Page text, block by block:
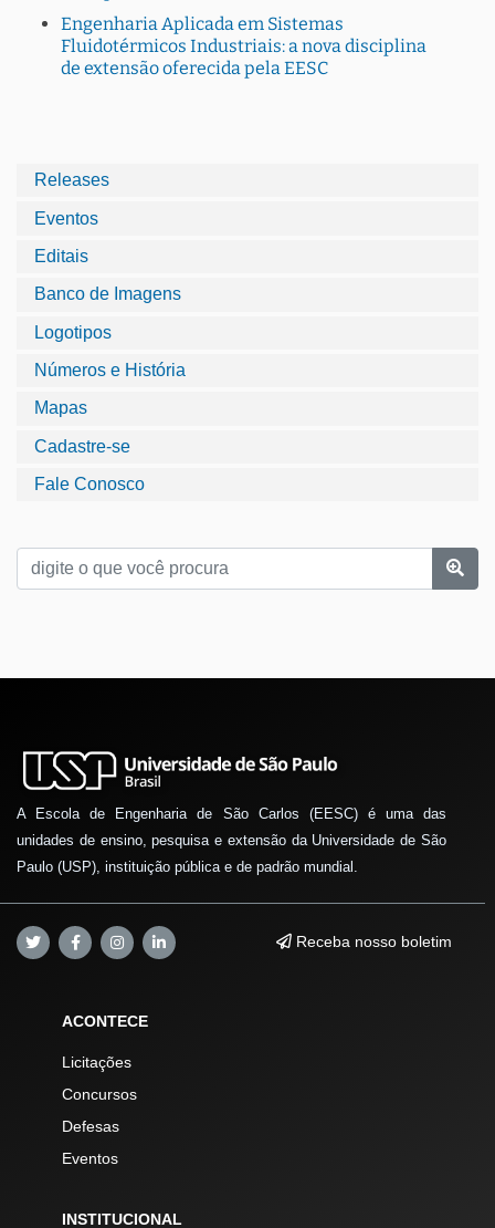
Engenharia Aplicada em Sistemas
Fluidotérmicos Industriais: a nova disciplina
de extensão oferecida pela EESC
Releases
Eventos
Editais
Banco de Imagens
Logotipos
Números e História
Mapas
Cadastre-se
Fale Conosco
A Escola de Engenharia de São Carlos (EESC) é uma das
unidades de ensino, pesquisa e extensão da Universidade de São
Paulo (USP), instituição pública e de padrão mundial.
Receba nosso boletim
ACONTECE
Licitações
Concursos
Defesas
Eventos
INSTITUCIONAL